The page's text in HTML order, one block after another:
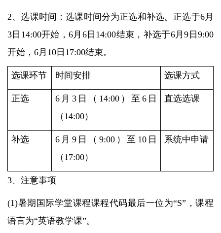
2、选课时间：选课时间分为正选和补选。正选于6月
3日14:00开始，6月6日14:00结束，补选于6月9日9:00
开始，6月10日17:00结束。
选课环节 时间安排 选课方式
正选
6月3日（14:00）至6日
（14:00）
直选选课
补选
6月9日（9:00）至10日
（17:00）
系统中申请
3、注意事项
(1)暑期国际学堂课程课程代码最后一位为“S”，课程
语言为“英语教学课”。